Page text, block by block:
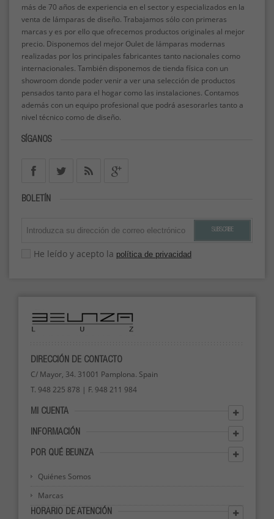
más de 70 años de experiencia en el sector y especializados en la
venta de lámparas de diseño. Trabajamos sólo con primeras
marcas y es por ello que ofrecemos productos originales al mejor
precio. Disponemos del mejor Oulet de lámparas modernas
realizadas por los principales fabricantes tanto nacionales como
internacionales. También disponemos de tienda física con un
showroom donde poder venir a ver una selección de productos
pensados tanto para el hogar como las instalaciones. Contamos
además con un equipo profesional que podrá asesorarles tanto a
nivel técnico como de diseño.
SÍGANOS
BOLETÍN
SUBSCRIBE
He leído y acepto la política de privacidad
DIRECCIÓN DE CONTACTO
C/ Mayor, 34. 31001 Pamplona. Spain
T. 948 225 878 | F. 948 211 984
MI CUENTA
INFORMACIÓN
POR QUÉ BEUNZA
Quiénes Somos
Marcas
HORARIO DE ATENCIÓN